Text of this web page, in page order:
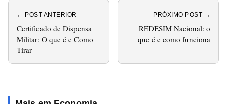
← POST ANTERIOR
Certificado de Dispensa
Militar: O que é e Como
Tirar
PRÓXIMO POST →
REDESIM Nacional: o
que é e como funciona